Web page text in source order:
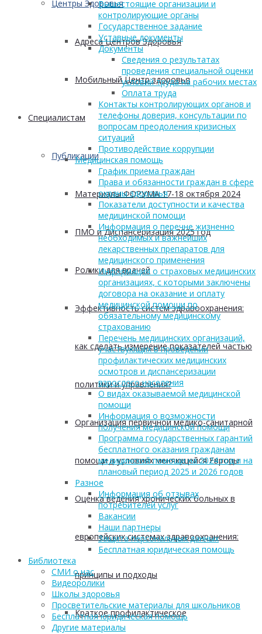
Центры Здоровья
Адреса Центров Здоровья
Мобильный Центр здоровья
Cпециалистам
Публикации
Материалы ФОРУМА 17-18 октября 2024
ПМО и Диспансеризация 2025 год
Ролики для врачей
Эффективность систем здравоохранения:
как сделать измерение показателей частью
политики и управления?
Организация первичной медико-санитарной
помощи в условиях меняющейся Европы
Оценка ведения хронических больных в
европейских системах здравоохранения:
принципы и подходы
Краткое профилактическое
Вышестоящие организации и
контролирующие органы
Государственное задание
Уставные документы
Документы
Сведения о результатах
проведения специальной оценки
условий труда на рабочих местах
Оплата труда
Контакты контролирующих органов и
телефоны доверия, консультации по
вопросам преодоления кризисных
ситуаций
Противодействие коррупции
Медицинская помощь
График приема граждан
Права и обязанности граждан в сфере
охраны здоровья
Показатели доступности и качества
медицинской помощи
Информация о перечне жизненно
необходимых и важнейших
лекарственных препаратов для
медицинского применения
Информация о страховых медицинских
организациях, с которыми заключены
договора на оказание и оплату
медицинской помощи по
обязательному медицинскому
страхованию
Перечень медицинских организаций,
участвующих в проведении
профилактических медицинских
осмотров и диспансеризации
взрослого населения
О видах оказываемой медицинской
помощи
Информация о возможности
получения медицинской помощи
Программа государственных гарантий
бесплатного оказания гражданам
медицинской помощи на 2024 год и на
плановый период 2025 и 2026 годов
Разное
Информация об отзывах
потребителей услуг
Вакансии
Наши партнеры
Защита персональных данных
Бесплатная юридическая помощь
Библиотека
СМИ о нас
Видеоролики
Школы здоровья
Просветительские материалы для школьников
Бесплатная юридическая помощь
Другие материалы